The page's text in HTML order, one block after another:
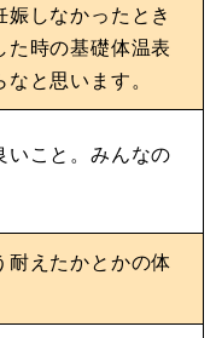
しなかったとき
時の基礎体温表
と思います。
いこと。みんなの
耐えたかとかの体